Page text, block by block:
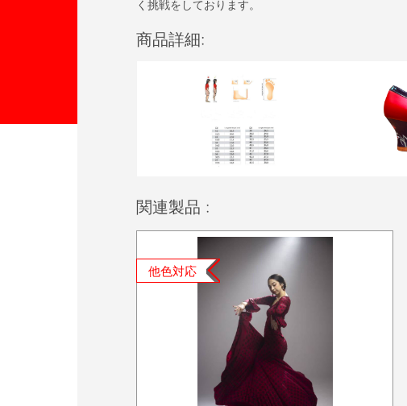
く挑戦をしております。
商品詳細:
関連製品 :
他色対応